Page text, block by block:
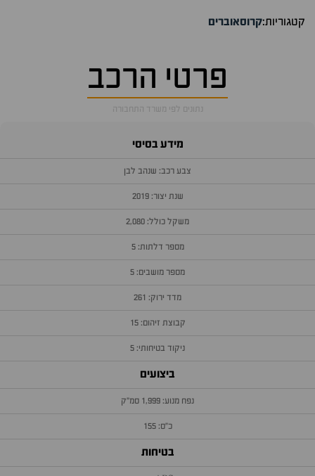
קטגוריות:קרוסאוברים
פרטי הרכב
נתונים לפי משרד התחבורה
מידע בסיסי
צבע רכב: שנהב לבן
שנת יצור: 2019
משקל כולל: 2,080
מספר דלתות: 5
מספר מושבים: 5
מדד ירוק: 261
קבוצת זיהום: 15
ניקוד בטיחותי: 5
ביצועים
נפח מנוע: 1,999 סמ״ק
כ״ס: 155
בטיחות